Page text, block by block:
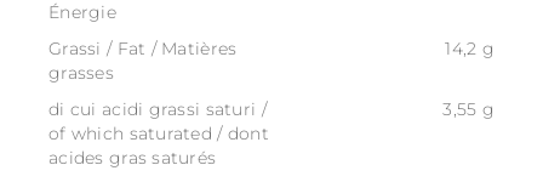
Énergie
Grassi / Fat / Matières
grasses
14,2 g
di cui acidi grassi saturi /
of which saturated / dont
acides gras saturés
3,55 g